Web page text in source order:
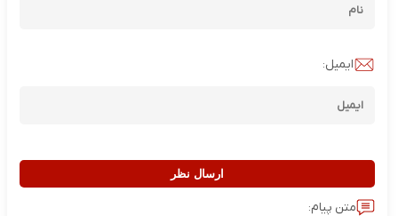
ایمیل:
ارسال نظر
متن پیام: